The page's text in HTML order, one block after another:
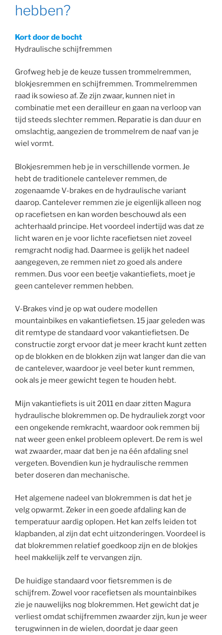
hebben?
Kort door de bocht
Hydraulische schijfremmen
Grofweg heb je de keuze tussen trommelremmen,
blokjesremmen en schijfremmen. Trommelremmen
raad ik sowieso af. Ze zijn zwaar, kunnen niet in
combinatie met een derailleur en gaan na verloop van
tijd steeds slechter remmen. Reparatie is dan duur en
omslachtig, aangezien de trommelrem de naaf van je
wiel vormt.
Blokjesremmen heb je in verschillende vormen. Je
hebt de traditionele cantelever remmen, de
zogenaamde V-brakes en de hydraulische variant
daarop. Cantelever remmen zie je eigenlijk alleen nog
op racefietsen en kan worden beschouwd als een
achterhaald principe. Het voordeel indertijd was dat ze
licht waren en je voor lichte racefietsen niet zoveel
remgracht nodig had. Daarmee is gelijk het nadeel
aangegeven, ze remmen niet zo goed als andere
remmen. Dus voor een beetje vakantiefiets, moet je
geen cantelever remmen hebben.
V-Brakes vind je op wat oudere modellen
mountainbikes en vakantiefietsen. 15 jaar geleden was
dit remtype de standaard voor vakantiefietsen. De
constructie zorgt ervoor dat je meer kracht kunt zetten
op de blokken en de blokken zijn wat langer dan die van
de cantelever, waardoor je veel beter kunt remmen,
ook als je meer gewicht tegen te houden hebt.
Mijn vakantiefiets is uit 2011 en daar zitten Magura
hydraulische blokremmen op. De hydrauliek zorgt voor
een ongekende remkracht, waardoor ook remmen bij
nat weer geen enkel probleem oplevert. De rem is wel
wat zwaarder, maar dat ben je na één afdaling snel
vergeten. Bovendien kun je hydraulische remmen
beter doseren dan mechanische.
Het algemene nadeel van blokremmen is dat het je
velg opwarmt. Zeker in een goede afdaling kan de
temperatuur aardig oplopen. Het kan zelfs leiden tot
klapbanden, al zijn dat echt uitzonderingen. Voordeel is
dat blokremmen relatief goedkoop zijn en de blokjes
heel makkelijk zelf te vervangen zijn.
De huidige standaard voor fietsremmen is de
schijfrem. Zowel voor racefietsen als mountainbikes
zie je nauwelijks nog blokremmen. Het gewicht dat je
verliest omdat schijfremmen zwaarder zijn, kun je weer
terugwinnen in de wielen, doordat je daar geen